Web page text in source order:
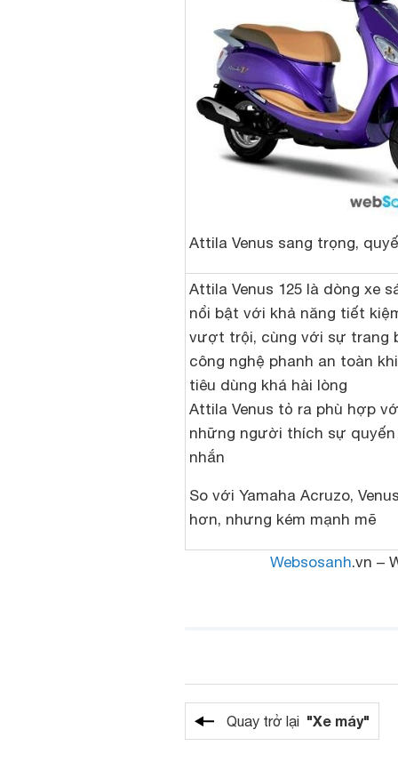
Attila Venus sang trọng,
Attila Venus 125 là dòng xe
nổi bật với khả năng tiết
vượt trội, cùng với sự trang
công nghệ phanh an toàn
tiêu dùng khá hài lòng
Attila Venus tỏ ra phù hợp
những người thích sự quyến
nhắn
So với Yamaha Acruzo,
hơn, nhưng kém mạnh mẽ
Websosanh.vn –
Quay trở lại "Xe máy"